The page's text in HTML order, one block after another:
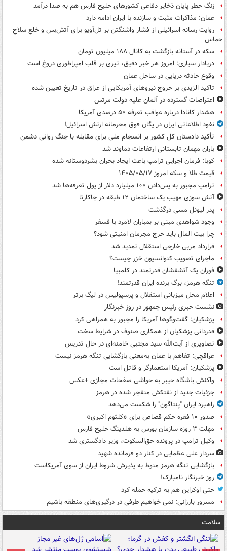
زنگ خطر پایان ذخایر دفاعی کشورهای خلیج فارس هم به صدا درآمد
عمان: مذاکرات مثبت و سازنده با ایران ادامه دارد
روایت رسانه اسرائیلی از فشار واشنگتن بر تل‌آویو برای آتش‌بس و خلع سلاح
حماس
سکه در آستانه بازگشت به کانال ۱۸۸ میلیون تومان
دریادار سیاری: امروز هر خبر دقیق، تیری بر قلب امپراطوری دروغ است
وقوع حادثه دریایی در ساحل عمان
تاکید الزیدی بر خروج نیروهای آمریکایی از عراق در تاریخ تعیین شده
اعتراضات گسترده در آلمان علیه دولت مرتس
هشدار کانادا درباره عواقب تعرفه ۵۰ درصدی آمریکا
نفوذ اطلاعاتی ایران در یگان فوق محرمانه ارتش اسرائیل!
تأکید دادستان کل کشور بر انسجام ملی برای مقابله با جنگ روانی دشمن
باران مهمان تابستانی ارتفاعات دماوند شد
کوبا: فرمان اجرایی ترامپ باعث ایجاد بحران بشردوستانه شده
قیمت طلا و سکه امروز ۱۴۰۵/۰۵/۱۷
ترامپ مجبور به پس‌دادن ۱۰۰ میلیارد دلار از پول تعرفه‌ها شد
آتش سوزی مهیب یک ساختمان ۱۲ طبقه در جاکارتا
پدر لیونل مسی درگذشت
وجود شواهدی مبنی بر بمباران لامرد با فسفر
چرا بیت المال باید خرج مجرمان امنیتی شود؟
قرارداد مربی خارجی استقلال تمدید شد
ماجرای تصویب کنوانسیون خزر چیست؟
فوران یک آتشفشان قدرتمند در کلمبیا
تنگه هرمز، برگ برنده ایران قدرتمند!
اعلام محل میزبانی استقلال و پرسپولیس در لیگ برتر
نشست خبری رئیس جمهور در روز خبرنگار
پزشکیان: گفت‌وگوها آمریکا را مجبور به همراهی کرد
قدردانی پزشکیان از همکاری صنوف در شرایط سخت
تصاویری از آیت‌الله سید مجتبی خامنه‌ای در حال تدریس
عراقچی: تفاهم با عمان به‌معنی بازگشایی تنگه هرمز نیست
پزشکیان: آمریکا استعمارگر و قاتل است
واکنش باشگاه خیبر به حواشی صفحات مجازی +عکس
جزئیات جدید از نفتکش منفجر شده در هرمز
راهبرد ایران "پنتاگون" را شکست می‌دهد
صدور ۱۰ فقره حکم قصاص برای «کلثوم اکبری»
مهلت ۳ روزه سازمان بورس به هلدینگ خلیج فارس
وکیل ترامپ در پرونده حق‌السکوت، وزیر دادگستری شد
سردار علی عظمایی در کنار دو فرمانده شهید
بازگشایی تنگه هرمز منوط به پذیرش شروط ایران از سوی آمریکاست
روز خبرنگار نامبارک!
حتی اوکراین هم به ترکیه حمله کرد
مسرور بارزانی: نمی خواهیم طرفی در درگیری‌های منطقه باشیم
سلامت